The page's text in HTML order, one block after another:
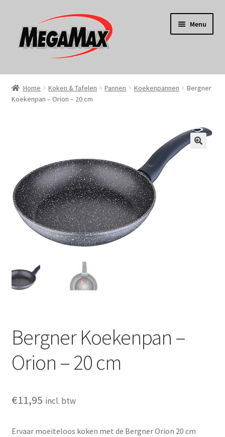
door
naar
naar
de
Menu
Home
KERST
Gereedschap
Wonen
Huishouden
Persoonlijke Verzorging
Elektronica
Reizen
Sport
Home Koken & Tafelen Pannen Koekenpannen
Bergner
Koekenpan – Orion – 20 cm
Bergner Koekenpan –
Orion – 20 cm
€11,95 incl. btw
Ervaar moeiteloos koken met de Bergner Orion 20 cm